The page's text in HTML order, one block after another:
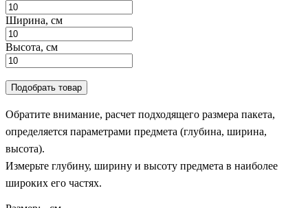
Ширина, см
Высота, см
Подобрать товар
Обратите внимание, расчет подходящего размера пакета,
определяется параметрами предмета (глубина, ширина,
высота).
Измерьте глубину, ширину и высоту предмета в наиболее
широких его частях.